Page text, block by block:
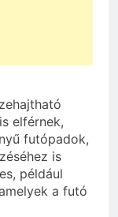
elférnek,
futópadok,
is
például
a futó